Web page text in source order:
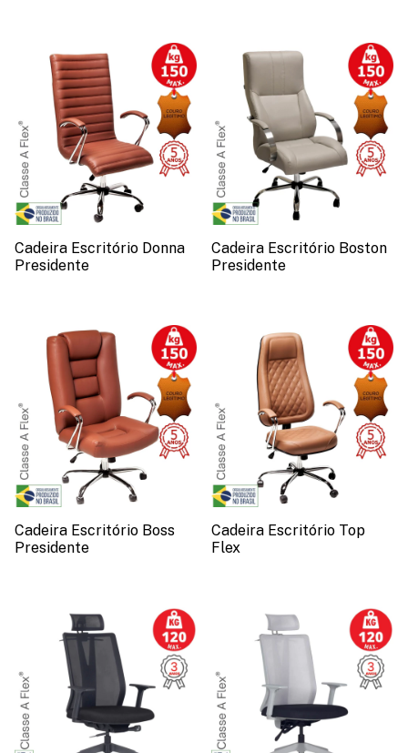
Cadeira Escritório Donna
Presidente
Cadeira Escritório Boston
Presidente
Cadeira Escritório Boss
Presidente
Cadeira Escritório Top
Flex